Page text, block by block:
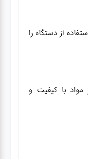
از دستگاه را
با کیفیت و